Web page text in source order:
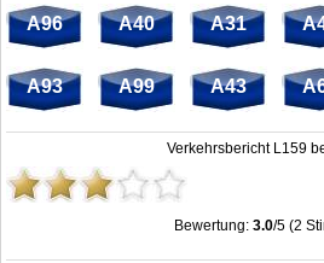
A96 A40 A31
A93 A99 A43
Verkehrsbericht L159
Bewertung:3.0/5 (2
Stau L159: Unfälle, Sperrung & Baustellen |